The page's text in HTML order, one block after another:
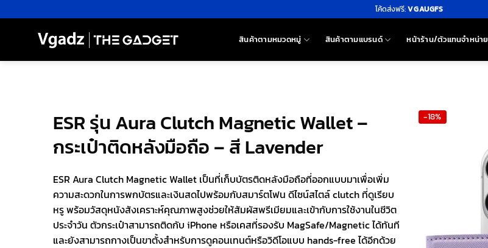
ไป
โค้ดส่งฟรี:VGAUGFS
สินค้าตามหมวดหมู่ สินค้าตามแบรนด์ หน้าร้าน/ตัวแทนจำหน่าย
ESR รุ่น Aura Clutch Magnetic Wallet –
กระเป๋าติดหลังมือถือ – สี Lavender
ESR Aura Clutch Magnetic Wallet เป็นที่เก็บบัตรติดหลังมือถือที่ออกแบบมาเพื่อเพิ่ม
ความสะดวกในการพกบัตรและเงินสดไปพร้อมกับสมาร์ตโฟน ดีไซน์สไตล์ clutch ที่ดูเรียบ
หรู พร้อมวัสดุหนังสังเคราะห์คุณภาพสูงช่วยให้สัมผัสพรีเมียมและเข้ากับการใช้งานในชีวิต
ประจำวัน ตัวกระเป๋าสามารถติดกับ iPhone หรือเคสที่รองรับ MagSafe/Magnetic ได้ทันที
และยังสามารถกางเป็นขาตั้งสำหรับการดูคอนเทนต์หรือวิดีโอแบบ hands-free ได้อีกด้วย
-18%